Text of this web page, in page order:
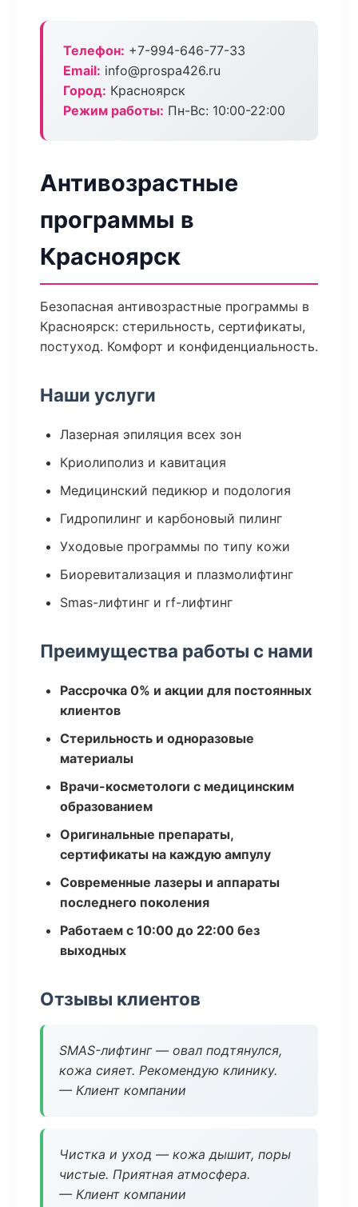
Телефон: +7-994-646-77-33
Email: info@prospa426.ru
Город: Красноярск
Режим работы: Пн-Вс: 10:00-22:00
Антивозрастные
программы в
Красноярск
Безопасная антивозрастные программы в
Красноярск: стерильность, сертификаты,
постуход. Комфорт и конфиденциальность.
Наши услуги
Лазерная эпиляция всех зон
Криолиполиз и кавитация
Медицинский педикюр и подология
Гидропилинг и карбоновый пилинг
Уходовые программы по типу кожи
Биоревитализация и плазмолифтинг
Smas-лифтинг и rf-лифтинг
Преимущества работы с нами
Рассрочка 0% и акции для постоянных
клиентов
Стерильность и одноразовые
материалы
Врачи-косметологи с медицинским
образованием
Оригинальные препараты,
сертификаты на каждую ампулу
Современные лазеры и аппараты
последнего поколения
Работаем с 10:00 до 22:00 без
выходных
Отзывы клиентов
SMAS-лифтинг — овал подтянулся,
кожа сияет. Рекомендую клинику.
— Клиент компании
Чистка и уход — кожа дышит, поры
чистые. Приятная атмосфера.
— Клиент компании